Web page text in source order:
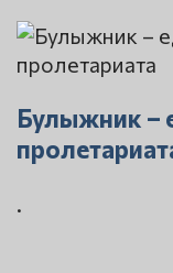
Булыжник –
.